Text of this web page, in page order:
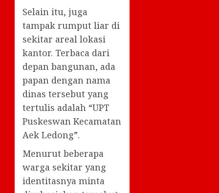
Selain itu, juga
tampak rumput liar di
sekitar areal lokasi
kantor. Terbaca dari
depan bangunan, ada
papan dengan nama
dinas tersebut yang
tertulis adalah “UPT
Puskeswan Kecamatan
Aek Ledong”.
Menurut beberapa
warga sekitar yang
identitasnya minta